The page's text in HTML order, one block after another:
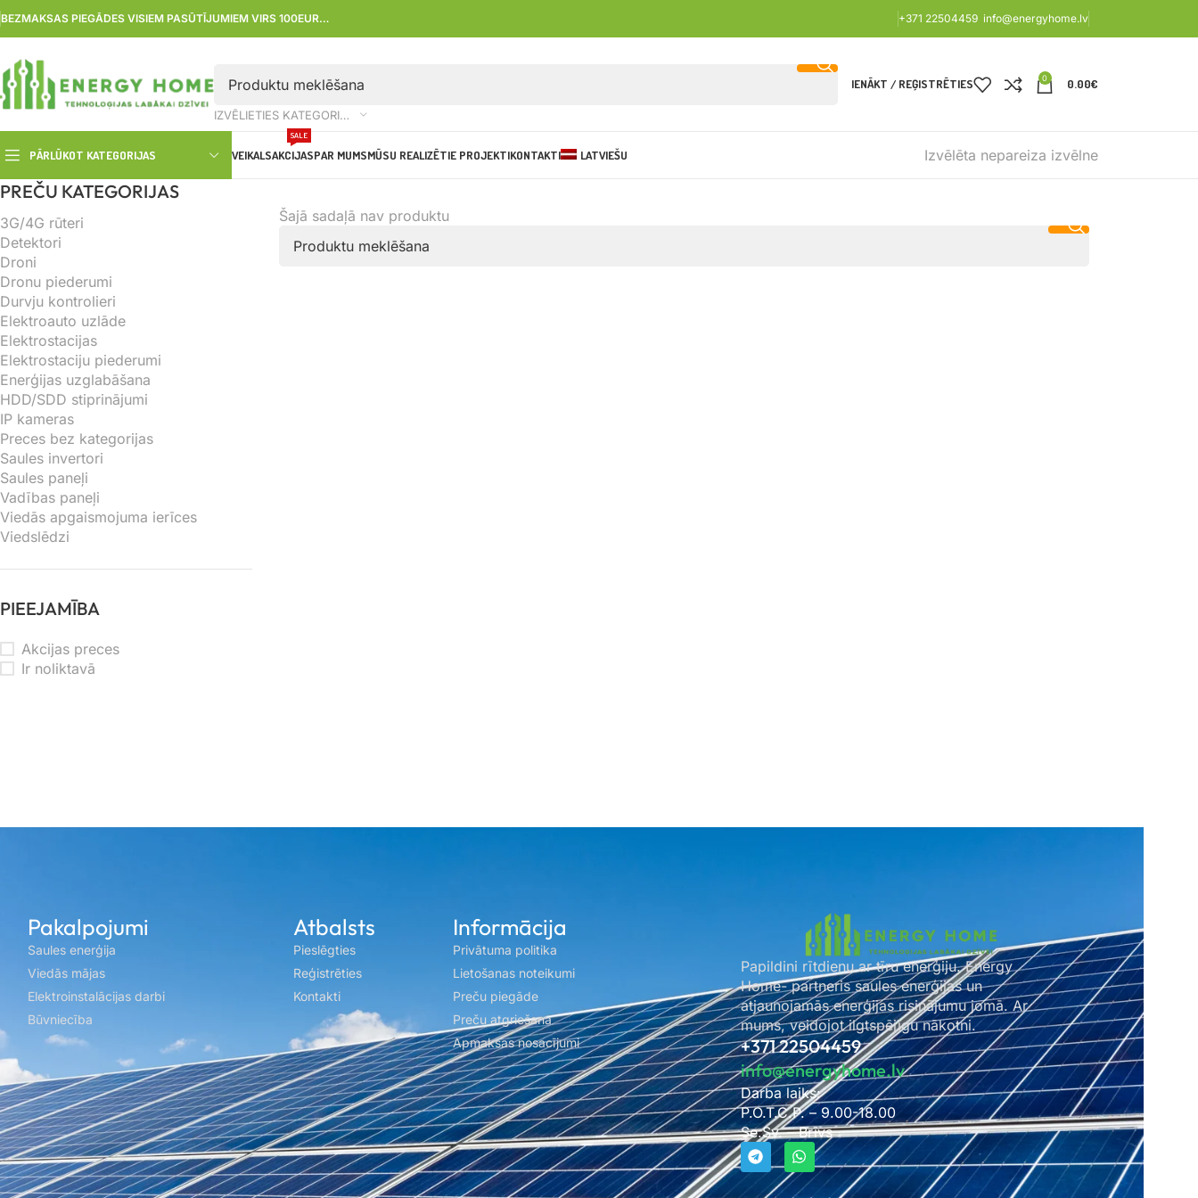
BEZMAKSAS PIEGĀDES VISIEM PASŪTĪJUMIEM VIRS 100EUR… +371 22504459 info@energyhome.lv
IZVĒLIETIES KATEGORIJU
IENĀKT / REĢISTRĒTIES 0 0.00€
PĀRLŪKOT KATEGORIJAS VEIKALSAKCIJAS
SALE
PAR MUMSMŪSU REALIZĒTIE PROJEKTIKONTAKTI LATVIEŠU Izvēlēta nepareiza izvēlne
PREČU KATEGORIJAS
3G/4G rūteri
Detektori
Droni
Dronu piederumi
Durvju kontrolieri
Elektroauto uzlāde
Elektrostacijas
Elektrostaciju piederumi
Enerģijas uzglabāšana
HDD/SDD stiprinājumi
IP kameras
Preces bez kategorijas
Saules invertori
Saules paneļi
Vadības paneļi
Viedās apgaismojuma ierīces
Viedslēdzi
PIEEJAMĪBA
Akcijas preces
Ir noliktavā
Šajā sadaļā nav produktu
Pakalpojumi
Saules enerģija
Viedās mājas
Elektroinstalācijas darbi
Būvniecība
Atbalsts
Pieslēgties
Reģistrēties
Kontakti
Informācija
Privātuma politika
Lietošanas noteikumi
Preču piegāde
Preču atgriešana
Apmaksas nosacījumi
Papildini rītdienu ar tīru enerģiju. Energy
Home- partneris saules enerģijas un
atjaunojamās enerģijas risinājumu jomā. Ar
mums, veidojot ilgtspējīgu nākotni.
+371 22504459
info@energyhome.lv
Darba laiks:
P.O.T.C.P. – 9.00-18.00
Se.Sv. – Brīvs